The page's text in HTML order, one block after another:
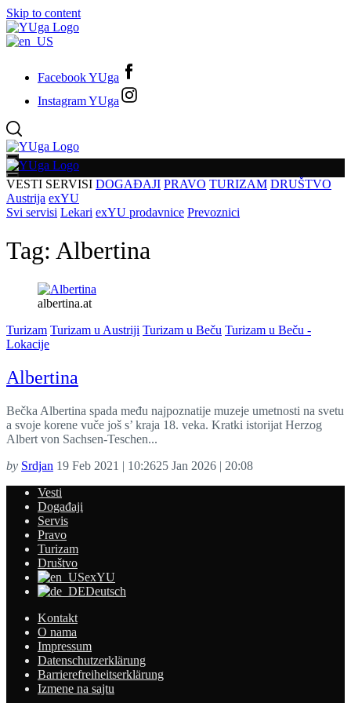
Skip to content
Facebook YUga
Instagram YUga
VESTI SERVISI DOGAĐAJI PRAVO TURIZAM DRUŠTVO
Austrija exYU
Svi servisi Lekari exYU prodavnice Prevoznici
Tag: Albertina
albertina.at
Turizam Turizam u Austriji Turizam u Beču Turizam u Beču -
Lokacije
Albertina
Bečka Albertina spada među najpoznatije muzeje umetnosti na svetu
a svoje korene vuče još s’ kraja 18. veka. Kratki istorijat Herzog
Albert von Sachsen-Teschen...
by Srdjan 19 Feb 2021 | 10:2625 Jan 2026 | 20:08
Vesti
Događaji
Servis
Pravo
Turizam
Društvo
exYU
Deutsch
Kontakt
O nama
Impressum
Datenschutzerklärung
Barrierefreiheitserklärung
Izmene na sajtu